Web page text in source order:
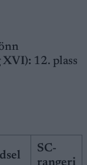
XVI): 12. plass
SC-
rangeri